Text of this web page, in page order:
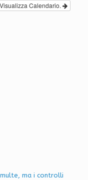
Visualizza Calendario.
ma i controlli